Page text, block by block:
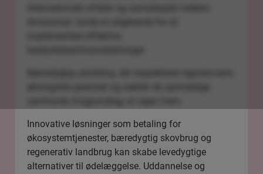
Innovative løsninger som betaling for
økosystemtjenester, bæredygtig skovbrug og
regenerativ landbrug kan skabe levedygtige
alternativer til ødelæggelse. Uddannelse og